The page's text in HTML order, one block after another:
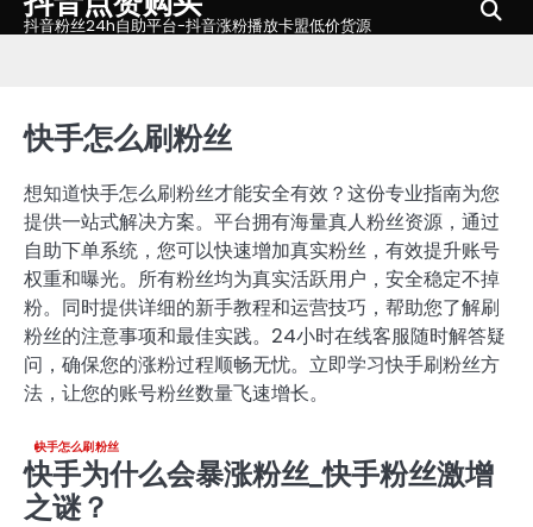
抖音粉丝24h自助平台-抖音涨粉播放卡盟低价货源
快手怎么刷粉丝
想知道快手怎么刷粉丝才能安全有效？这份专业指南为您
提供一站式解决方案。平台拥有海量真人粉丝资源，通过
自助下单系统，您可以快速增加真实粉丝，有效提升账号
权重和曝光。所有粉丝均为真实活跃用户，安全稳定不掉
粉。同时提供详细的新手教程和运营技巧，帮助您了解刷
粉丝的注意事项和最佳实践。24小时在线客服随时解答疑
问，确保您的涨粉过程顺畅无忧。立即学习快手刷粉丝方
法，让您的账号粉丝数量飞速增长。
快手怎么刷粉丝
快手为什么会暴涨粉丝_快手粉丝激增
之谜？